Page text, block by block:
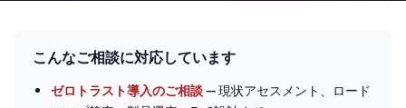
こんなご相談に対応しています
ゼロトラスト導入のご相談— 現状アセスメント、ロード